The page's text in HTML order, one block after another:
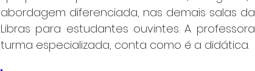
abordagem diferenciada, nas demais salas
Libras para estudantes ouvintes. A
turma especializada, conta como é a didática.